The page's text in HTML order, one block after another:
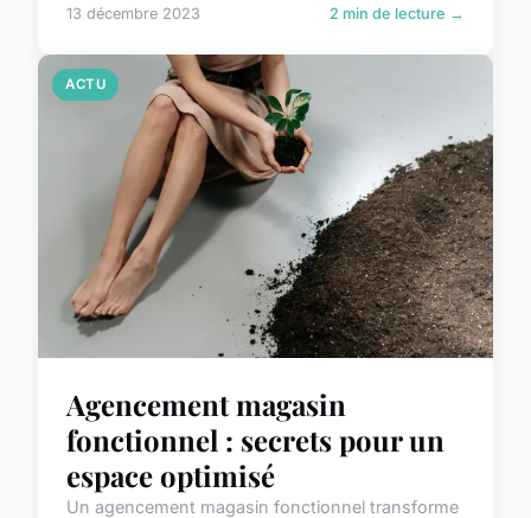
13 décembre 2023 2 min de lecture →
ACTU
Agencement magasin
fonctionnel : secrets pour un
espace optimisé
Un agencement magasin fonctionnel transforme